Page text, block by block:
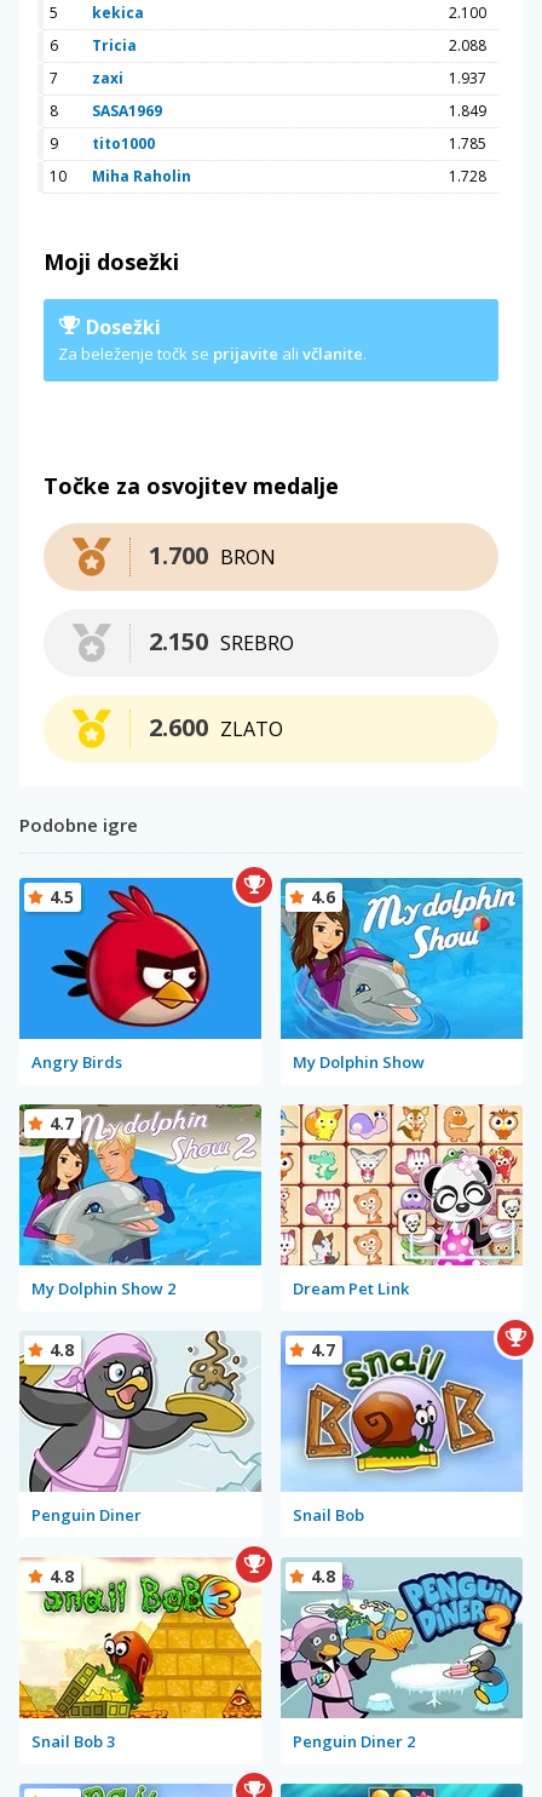
5
kekica
2.100
6
Tricia
2.088
7
zaxi
1.937
8
SASA1969
1.849
9
tito1000
1.785
10
Miha Raholin 1.728
Moji dosežki
Dosežki
Za beleženje točk se prijavite ali včlanite.
Točke za osvojitev medalje
BRON
1.700
SREBRO
2.150
ZLATO
2.600
Podobne igre
Angry Birds
4.5
My Dolphin Show
4.6
My Dolphin Show 2
4.7
Dream Pet Link
Penguin Diner
4.8
Snail Bob
4.7
Snail Bob 3
4.8
Penguin Diner 2
4.8